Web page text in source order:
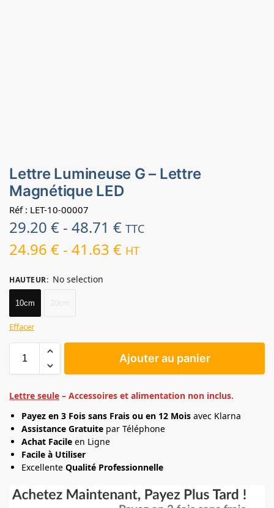
Lettre Lumineuse G – Lettre
Magnétique LED
Réf : LET-10-00007
29.20 € - 48.71 € TTC
24.96 € - 41.63 € HT
HAUTEUR: No selection
10cm
Effacer
Ajouter au panier
Lettre seule – Accessoires et alimentation non inclus.
Payez en 3 Fois sans Frais ou en 12 Mois avec Klarna
Assistance Gratuite par Téléphone
Achat Facile en Ligne
Facile à Utiliser
Excellente Qualité Professionnelle